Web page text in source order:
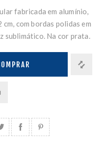
fabricada em alumínio,
cm, com bordas polidas em
sublimático. Na cor prata.